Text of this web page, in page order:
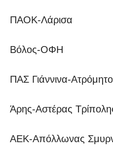
ΠΑΟΚ-Λάρισα
Βόλος-ΟΦΗ
ΠΑΣ Γιάννινα-
Άρης-Αστέρας
ΑΕΚ-Απόλλωνας